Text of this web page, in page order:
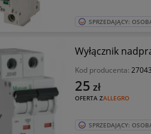
SPRZEDAJĄCY:
Wyłącznik
Kod producenta:
OFERTA ZALLEGRO
25 zł
SPRZEDAJĄCY: